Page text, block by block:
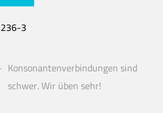
3
Konsonantenverbindungen sind
schwer. Wir üben sehr!